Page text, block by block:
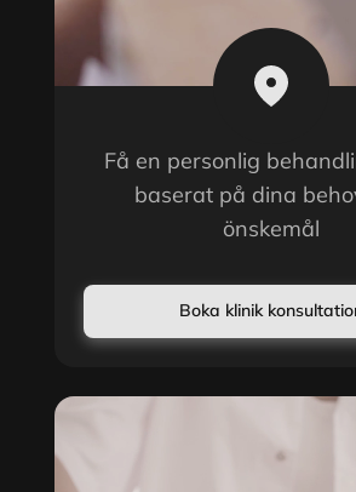
Få en personlig
baserat på dina
önskemål
Boka klinik